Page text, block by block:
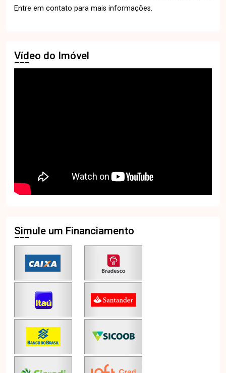
Entre em contato para mais informações.
Vídeo do Imóvel
Simule um Financiamento